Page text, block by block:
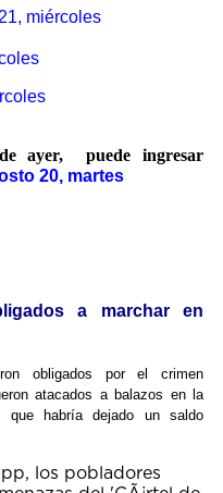
miércoles
ayer, puede ingresar
20, martes
a marchar en
obligados por el crimen
atacados a balazos en la
que habría dejado un saldo